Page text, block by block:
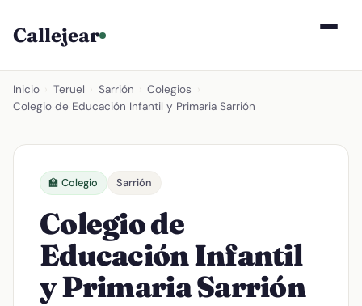
Callejear
Inicio Teruel Sarrión Colegios
Colegio de Educación Infantil y Primaria Sarrión
🏫 Colegio Sarrión
Colegio de
Educación Infantil
y Primaria Sarrión